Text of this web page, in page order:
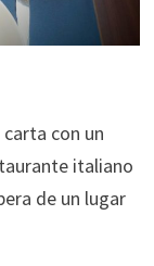
con un
italiano
de un lugar